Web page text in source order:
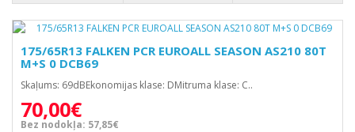
175/65R13 FALKEN PCR EUROALL SEASON AS210 80T
M+S 0 DCB69
Skaļums: 69dBEkonomijas klase: DMitruma klase: C..
70,00€
Bez nodokļa: 57,85€